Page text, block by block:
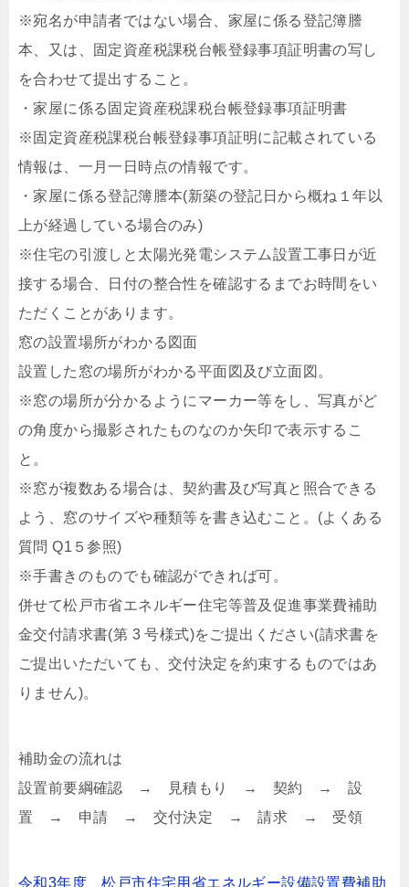
※宛名が申請者ではない場合、家屋に係る登記簿謄
本、又は、固定資産税課税台帳登録事項証明書の写し
を合わせて提出すること。
・家屋に係る固定資産税課税台帳登録事項証明書
※固定資産税課税台帳登録事項証明に記載されている
情報は、一月一日時点の情報です。
・家屋に係る登記簿謄本(新築の登記日から概ね１年以
上が経過している場合のみ)
※住宅の引渡しと太陽光発電システム設置工事日が近
接する場合、日付の整合性を確認するまでお時間をい
ただくことがあります。
窓の設置場所がわかる図面
設置した窓の場所がわかる平面図及び立面図。
※窓の場所が分かるようにマーカー等をし、写真がど
の角度から撮影されたものなのか矢印で表示するこ
と。
※窓が複数ある場合は、契約書及び写真と照合できる
よう、窓のサイズや種類等を書き込むこと。(よくある
質問 Q1５参照)
※手書きのものでも確認ができれば可。
併せて松戸市省エネルギー住宅等普及促進事業費補助
金交付請求書(第 3 号様式)をご提出ください(請求書を
ご提出いただいても、交付決定を約束するものではあ
りません)。
補助金の流れは
設置前要綱確認 → 見積もり → 契約 → 設
置 → 申請 → 交付決定 → 請求 → 受領
令和3年度 松戸市住宅用省エネルギー設備設置費補助